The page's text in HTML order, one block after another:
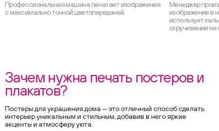
Профессиональная машина печатает изображения
с максимально точной цветопередачей.
Менеджер
изображение в
использует
скручивании не
Зачем нужна печать постеров и
плакатов?
Постеры для украшения дома — это отличный способ сделать
интерьер уникальным и стильным, добавив в него яркие
акценты и атмосферу уюта.